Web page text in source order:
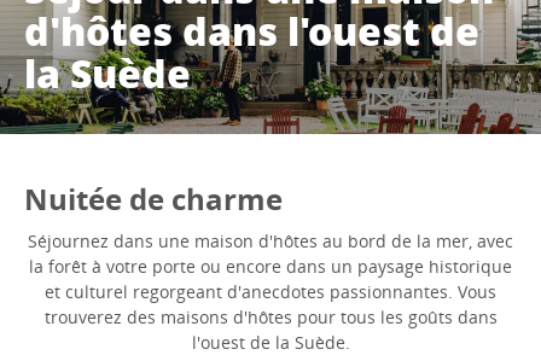
d'hôtes dans l'ouest de
la Suède
Nuitée de charme
Séjournez dans une maison d'hôtes au bord de la mer, avec
la forêt à votre porte ou encore dans un paysage historique
et culturel regorgeant d'anecdotes passionnantes. Vous
trouverez des maisons d'hôtes pour tous les goûts dans
l'ouest de la Suède.